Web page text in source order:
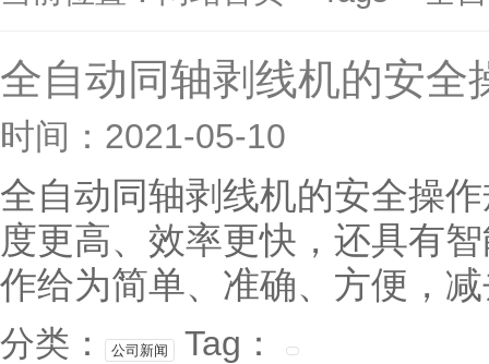
全自动同轴剥线机的安全
时间：2021-05-10
全自动同轴剥线机的安全操
度更高、效率更快，还具有
作给为简单、准确、方便，
分类： 公司新闻 Tag：